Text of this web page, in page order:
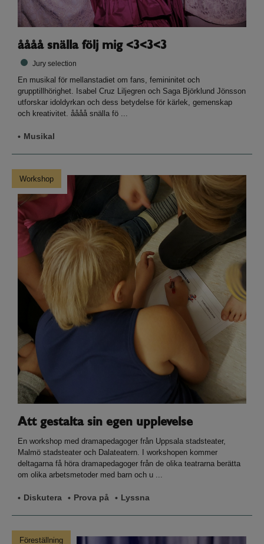
åååå snälla följ mig <3<3<3
Jury selection
En musikal för mellanstadiet om fans, femininitet och
grupptillhörighet. Isabel Cruz Liljegren och Saga Björklund Jönsson
utforskar idoldyrkan och dess betydelse för kärlek, gemenskap
och kreativitet. åååå snälla fö ...
Musikal
Att gestalta sin egen upplevelse
Workshop
En workshop med dramapedagoger från Uppsala stadsteater,
Malmö stadsteater och Dalateatern. I workshopen kommer
deltagarna få höra dramapedagoger från de olika teatrarna berätta
om olika arbetsmetoder med barn och u ...
Diskutera Prova på Lyssna
Föreställning